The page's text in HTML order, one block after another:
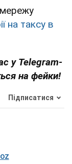
на таксу в
у Telegram-
на фейки!
Підписатися